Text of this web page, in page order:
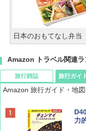
日本のおもてなし弁当
Amazon トラベル関連ラ
旅行雑誌 旅行ガイ
Amazon 旅行ガイド・地
力